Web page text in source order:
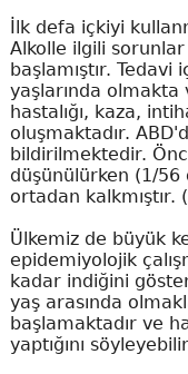
İlk defa içkiyi
Alkolle ilgili sorunlar
başlamıştır.
yaşlarında olmakta
hastalığı, kaza,
oluşmaktadır.
bildirilmektedir.
düşünülürken (1/56
ortadan kalkmıştır.
Ülkemiz de büyük
epidemiyolojik
kadar indiğini
yaş arasında
başlamaktadır ve
yaptığını